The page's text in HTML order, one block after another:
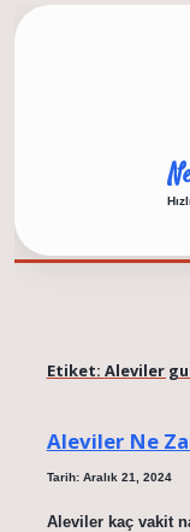
Etiket: Aleviler
Aleviler Ne
Tarih: Aralık 21, 2024
Aleviler kaç vakit